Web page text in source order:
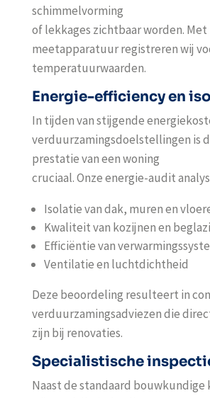
schimmelvorming
of lekkages zichtbaar worden.
meetapparatuur registreren wij
temperatuurwaarden.
Energie-efficiency en
In tijden van stijgende
verduurzamingsdoelstellingen is
prestatie van een woning
cruciaal. Onze energie-audit
Isolatie van dak, muren en
Kwaliteit van kozijnen en
Efficiëntie van
Ventilatie en luchtdichtheid
Deze beoordeling resulteert in
verduurzamingsadviezen die
zijn bij renovaties.
Specialistische
Naast de standaard bouwkundige